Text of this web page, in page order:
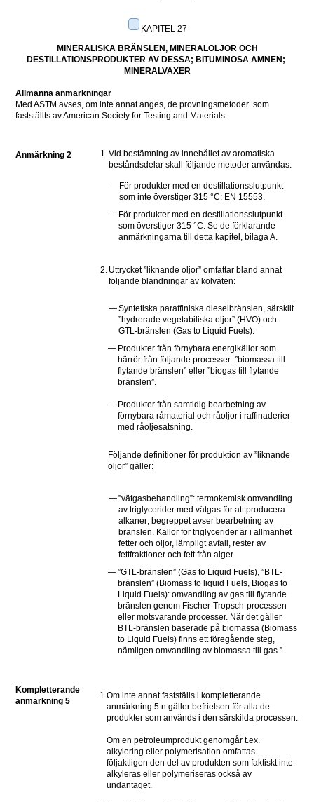
KAPITEL 27
MINERALISKA BRÄNSLEN, MINERALOLJOR OCH
DESTILLATIONSPRODUKTER AV DESSA; BITUMINÖSA ÄMNEN;
MINERALVAXER
Allmänna anmärkningar
Med ASTM avses, om inte annat anges, de provningsmetoder  som
fastställts av American Society for Testing and Materials.
Anmärkning 2 1.Vid bestämning av innehållet av aromatiska
beståndsdelar skall följande metoder användas:
— För produkter med en destillationsslutpunkt
som inte överstiger 315 °C: EN 15553.
— För produkter med en destillationsslutpunkt
som överstiger 315 °C: Se de förklarande
anmärkningarna till detta kapitel, bilaga A.
2. Uttrycket ”liknande oljor” omfattar bland annat
följande blandningar av kolväten:
—Syntetiska paraffiniska dieselbränslen, särskilt
”hydrerade vegetabiliska oljor” (HVO) och
GTL-bränslen (Gas to Liquid Fuels).
— Produkter från förnybara energikällor som
härrör från följande processer: ”biomassa till
flytande bränslen” eller ”biogas till flytande
bränslen”.
— Produkter från samtidig bearbetning av
förnybara råmaterial och råoljor i raffinaderier
med råoljesatsning.
Följande definitioner för produktion av ”liknande
oljor” gäller:
—”vätgasbehandling”: termokemisk omvandling
av triglycerider med vätgas för att producera
alkaner; begreppet avser bearbetning av
bränslen. Källor för triglycerider är i allmänhet
fetter och oljor, lämpligt avfall, rester av
fettfraktioner och fett från alger.
—”GTL-bränslen” (Gas to Liquid Fuels), ”BTL-
bränslen” (Biomass to liquid Fuels, Biogas to
Liquid Fuels): omvandling av gas till flytande
bränslen genom Fischer-Tropsch-processen
eller motsvarande processer. När det gäller
BTL-bränslen baserade på biomassa (Biomass
to Liquid Fuels) finns ett föregående steg,
nämligen omvandling av biomassa till gas.”
Kompletterande
anmärkning 5
1.Om inte annat fastställs i kompletterande
anmärkning 5 n gäller befrielsen för alla de
produkter som används i den särskilda processen.
Om en petroleumprodukt genomgår t.ex.
alkylering eller polymerisation omfattas
följaktligen den del av produkten som faktiskt inte
alkyleras eller polymeriseras också av
undantaget.